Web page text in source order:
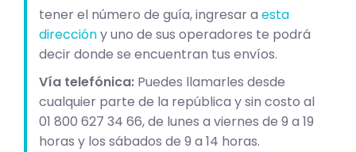
tener el número de guía, ingresar a esta
direccióny uno de sus operadores te podrá
decir donde se encuentran tus envíos.
Vía telefónica: Puedes llamarles desde
cualquier parte de la república y sin costo al
01 800 627 34 66, de lunes a viernes de 9 a 19
horas y los sábados de 9 a 14 horas.